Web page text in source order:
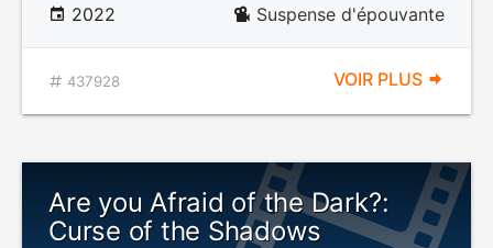
2022 Suspense d'épouvante
437928 VOIR PLUS
Are you Afraid of the Dark?:
Curse of the Shadows